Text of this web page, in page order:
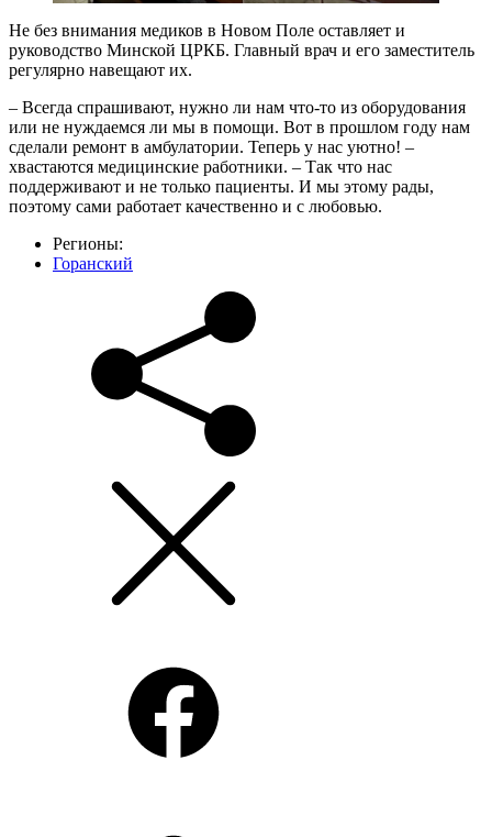
Не без внимания медиков в Новом Поле оставляет и
руководство Минской ЦРКБ. Главный врач и его заместитель
регулярно навещают их.
– Всегда спрашивают, нужно ли нам что-то из оборудования
или не нуждаемся ли мы в помощи. Вот в прошлом году нам
сделали ремонт в амбулатории. Теперь у нас уютно! –
хвастаются медицинские работники. – Так что нас
поддерживают и не только пациенты. И мы этому рады,
поэтому сами работает качественно и с любовью.
Регионы:
Горанский